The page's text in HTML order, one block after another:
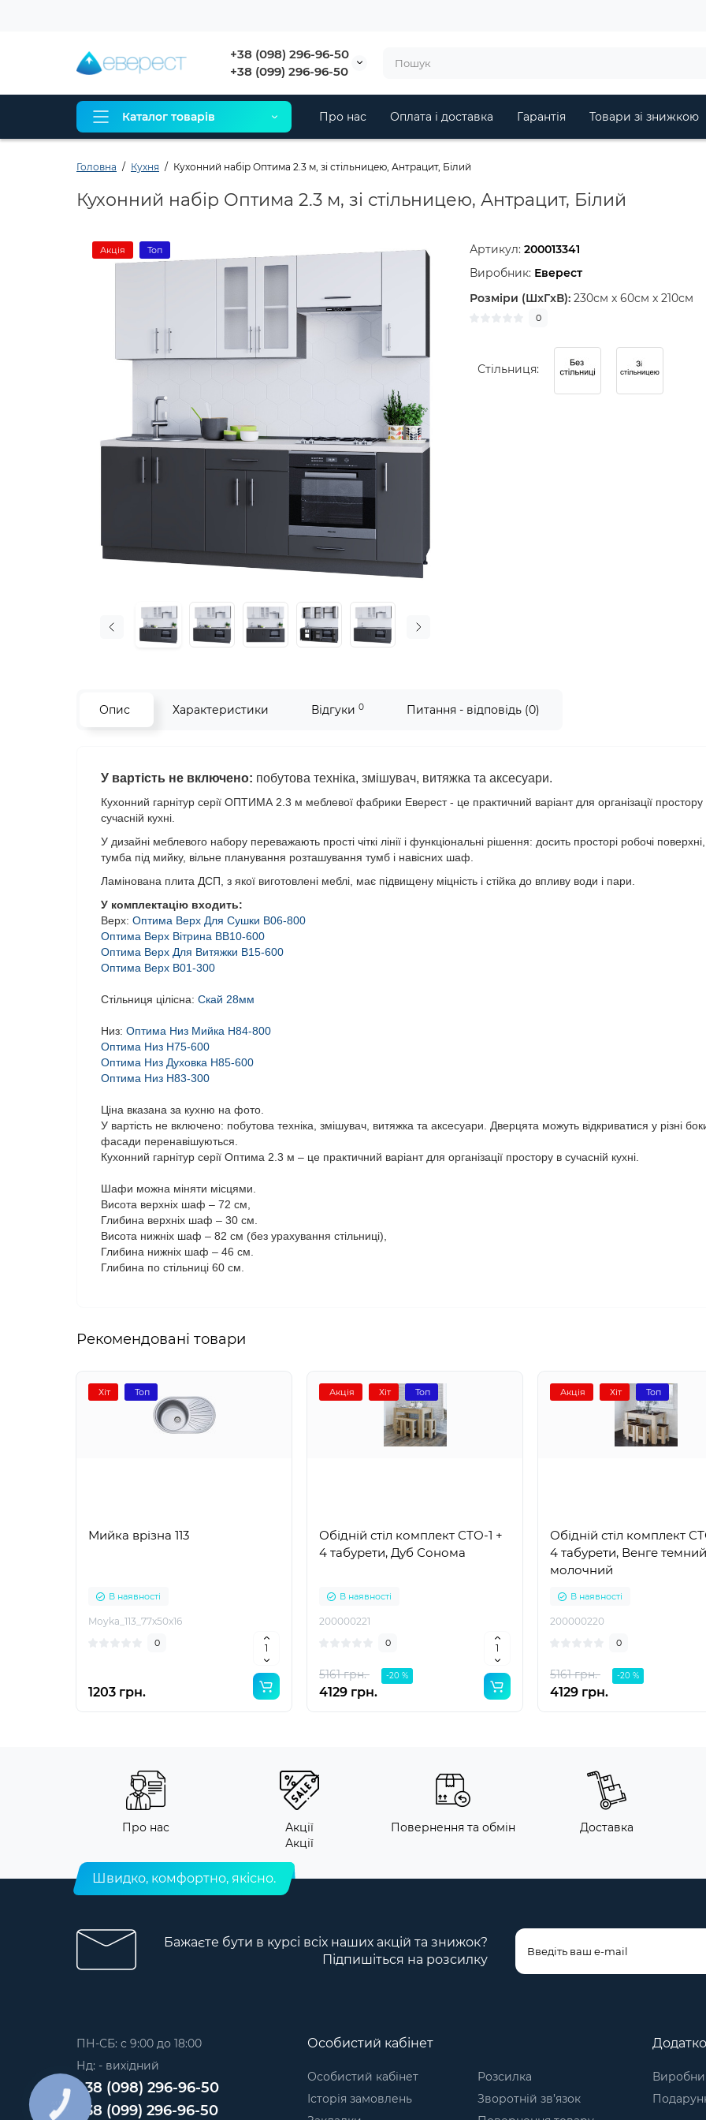
+38 (098) 296-96-50
+38 (099) 296-96-50
Каталог товарів Про нас Оплата і доставка Гарантія Товари зі знижкою
Головна Кухня Кухонний набір Оптима 2.3 м, зі стільницею, Антрацит, Білий
Кухонний набір Оптима 2.3 м, зі стільницею, Антрацит, Білий
Акція Топ Артикул:200013341
Виробник: Еверест
Розміри (ШxГxВ): 230см x 60см x 210см
0
Стільниця:
Опис Характеристики Відгуки 0 Питання - відповідь (0)
У вартість не включено: побутова техніка, змішувач, витяжка та аксесуари.
Кухонний гарнітур серії ОПТИМА 2.3 м меблевої фабрики Еверест - це практичний варіант для організації простору
сучасній кухні.
У дизайні меблевого набору переважають прості чіткі лінії і функціональні рішення: досить просторі робочі поверхні,
тумба під мийку, вільне планування розташування тумб і навісних шаф.
Ламінована плита ДСП, з якої виготовлені меблі, має підвищену міцність і стійка до впливу води і пари.
У комплектацію входить:
Верх: Оптима Верх Для Сушки В06-800
Оптима Верх Вітрина BВ10-600
Оптима Верх Для Витяжки В15-600
Оптима Верх В01-300
Стільниця цілісна: Скай 28мм
Низ: Оптима Низ Мийка Н84-800
Оптима Низ Н75-600
Оптима Низ Духовка Н85-600
Оптима Низ Н83-300
Ціна вказана за кухню на фото.
У вартість не включено: побутова техніка, змішувач, витяжка та аксесуари. Дверцята можуть відкриватися у різні
фасади перенавішуються.
Кухонний гарнітур серії Оптима 2.3 м – це практичний варіант для організації простору в сучасній кухні.
Шафи можна міняти місцями.
Висота верхніх шаф – 72 см,
Глибина верхніх шаф – 30 см.
Висота нижніх шаф – 82 см (без урахування стільниці),
Глибина нижніх шаф – 46 см.
Глибина по стільниці 60 см.
Рекомендовані товари
Хіт Топ
Мийка врізна 113
В наявності
Moyka_113_77x50x16
0
1203 грн.
Акція Хіт Топ
Обідній стіл комплект СТО-1 +
4 табурети, Дуб Сонома
В наявності
200000221
0
5161 грн. -20 %
4129 грн.
Акція Хіт Топ
Обідній стіл комплект
4 табурети, Венге
молочний
В наявності
200000220
0
5161 грн. -20 %
4129 грн.
Про нас
Акції
Акції
Повернення та обмін Доставка
Швидко, комфортно, якісно.
Бажаєте бути в курсі всіх наших акцій та знижок?
Підпишіться на розсилку
ПН-СБ: с 9:00 до 18:00
Нд: - вихідний
+38 (098) 296-96-50
+38 (099) 296-96-50
Особистий кабінет
Особистий кабінет
Історія замовлень
Розсилка
Зворотній зв’язок